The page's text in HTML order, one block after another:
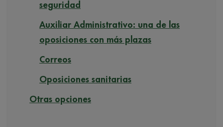
seguridad
Auxiliar Administrativo: una de las
oposiciones con más plazas
Correos
Oposiciones sanitarias
Otras opciones